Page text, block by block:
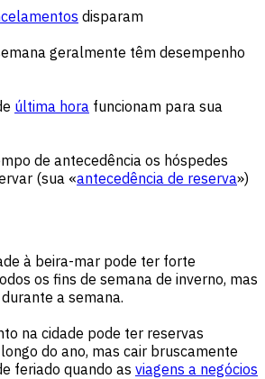
disparam
geralmente têm desempenho
última hora funcionam para sua
de antecedência os hóspedes
(sua «antecedência de reserva»)
à beira-mar pode ter forte
os fins de semana de inverno, mas
a semana.
na cidade pode ter reservas
do ano, mas cair bruscamente
feriado quando as viagens a negócios